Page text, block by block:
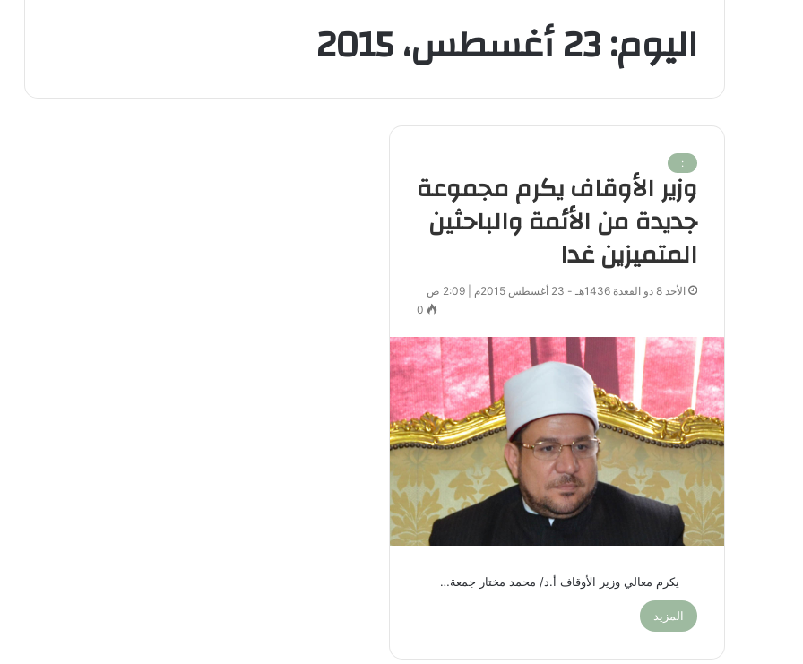
اليوم:23 أغسطس، 2015
:
وزير الأوقاف يكرم مجموعة
جديدة من الأئمة والباحثين
المتميزين غدا
الأحد 8 ذو القعدة 1436هـ - 23 أغسطس 2015م | 2:09 ص
0
يكرم معالي وزير الأوقاف أ.د/ محمد مختار جمعة…
المزيد